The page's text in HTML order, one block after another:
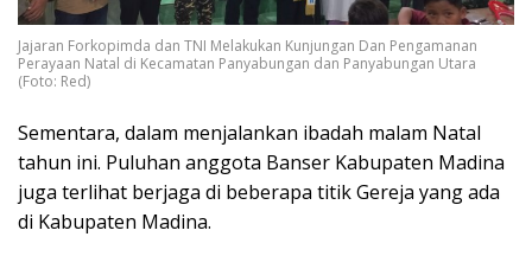
Jajaran Forkopimda dan TNI Melakukan Kunjungan Dan Pengamanan
Perayaan Natal di Kecamatan Panyabungan dan Panyabungan Utara
(Foto: Red)
Sementara, dalam menjalankan ibadah malam Natal
tahun ini. Puluhan anggota Banser Kabupaten Madina
juga terlihat berjaga di beberapa titik Gereja yang ada
di Kabupaten Madina.